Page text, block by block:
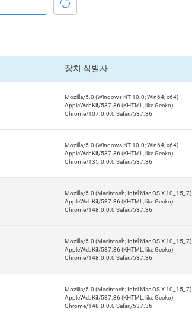
장치 식별자
Mozilla/5.0 (Windows NT 10.0; Win64; x64)
AppleWebKit/537.36 (KHTML, like Gecko)
Chrome/107.0.0.0 Safari/537.36
Mozilla/5.0 (Windows NT 10.0; Win64; x64)
AppleWebKit/537.36 (KHTML, like Gecko)
Chrome/135.0.0.0 Safari/537.36
Mozilla/5.0 (Macintosh; Intel Mac OS X 10_15_7)
AppleWebKit/537.36 (KHTML, like Gecko)
Chrome/148.0.0.0 Safari/537.36
Mozilla/5.0 (Macintosh; Intel Mac OS X 10_15_7)
AppleWebKit/537.36 (KHTML, like Gecko)
Chrome/148.0.0.0 Safari/537.36
Mozilla/5.0 (Macintosh; Intel Mac OS X 10_15_7)
AppleWebKit/537.36 (KHTML, like Gecko)
Chrome/148.0.0.0 Safari/537.36